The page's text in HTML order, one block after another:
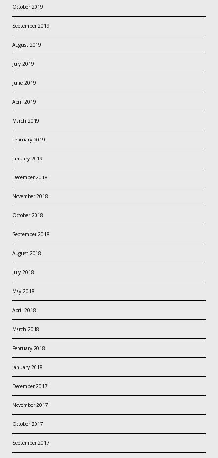
October 2019
September 2019
August 2019
July 2019
June 2019
April 2019
March 2019
February 2019
January 2019
December 2018
November 2018
October 2018
September 2018
August 2018
July 2018
May 2018
April 2018
March 2018
February 2018
January 2018
December 2017
November 2017
October 2017
September 2017